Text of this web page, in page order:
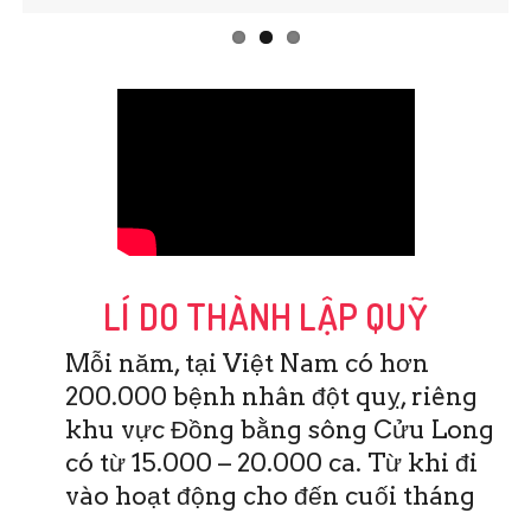
LÍ DO THÀNH LẬP QUỸ
Mỗi năm, tại Việt Nam có hơn
200.000 bệnh nhân đột quỵ, riêng
khu vực Đồng bằng sông Cửu Long
có từ 15.000 – 20.000 ca. Từ khi đi
vào hoạt động cho đến cuối tháng